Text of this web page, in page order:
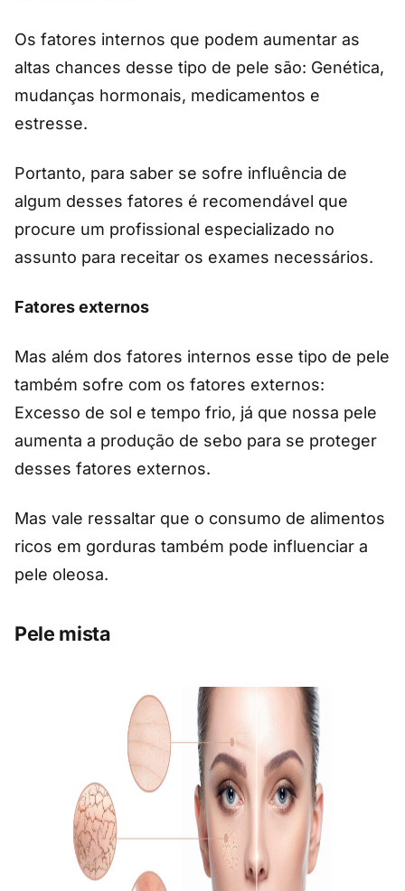
Os fatores internos que podem aumentar as
altas chances desse tipo de pele são: Genética,
mudanças hormonais, medicamentos e
estresse.
Portanto, para saber se sofre influência de
algum desses fatores é recomendável que
procure um profissional especializado no
assunto para receitar os exames necessários.
Fatores externos
Mas além dos fatores internos esse tipo de pele
também sofre com os fatores externos:
Excesso de sol e tempo frio, já que nossa pele
aumenta a produção de sebo para se proteger
desses fatores externos.
Mas vale ressaltar que o consumo de alimentos
ricos em gorduras também pode influenciar a
pele oleosa.
Pele mista